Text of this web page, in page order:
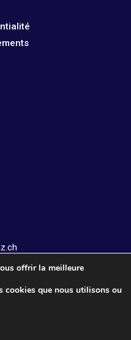
offrir la meilleure
cookies que nous utilisons ou